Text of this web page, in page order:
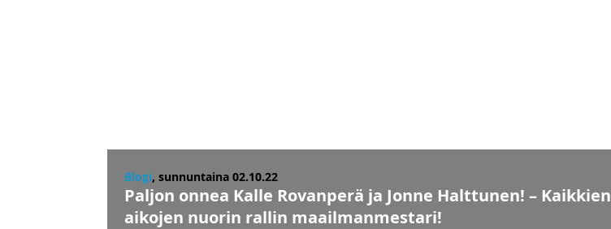
Blogi, sunnuntaina 02.10.22
Paljon onnea Kalle Rovanperä ja Jonne Halttunen! – Kaikkien
aikojen nuorin rallin maailmanmestari!